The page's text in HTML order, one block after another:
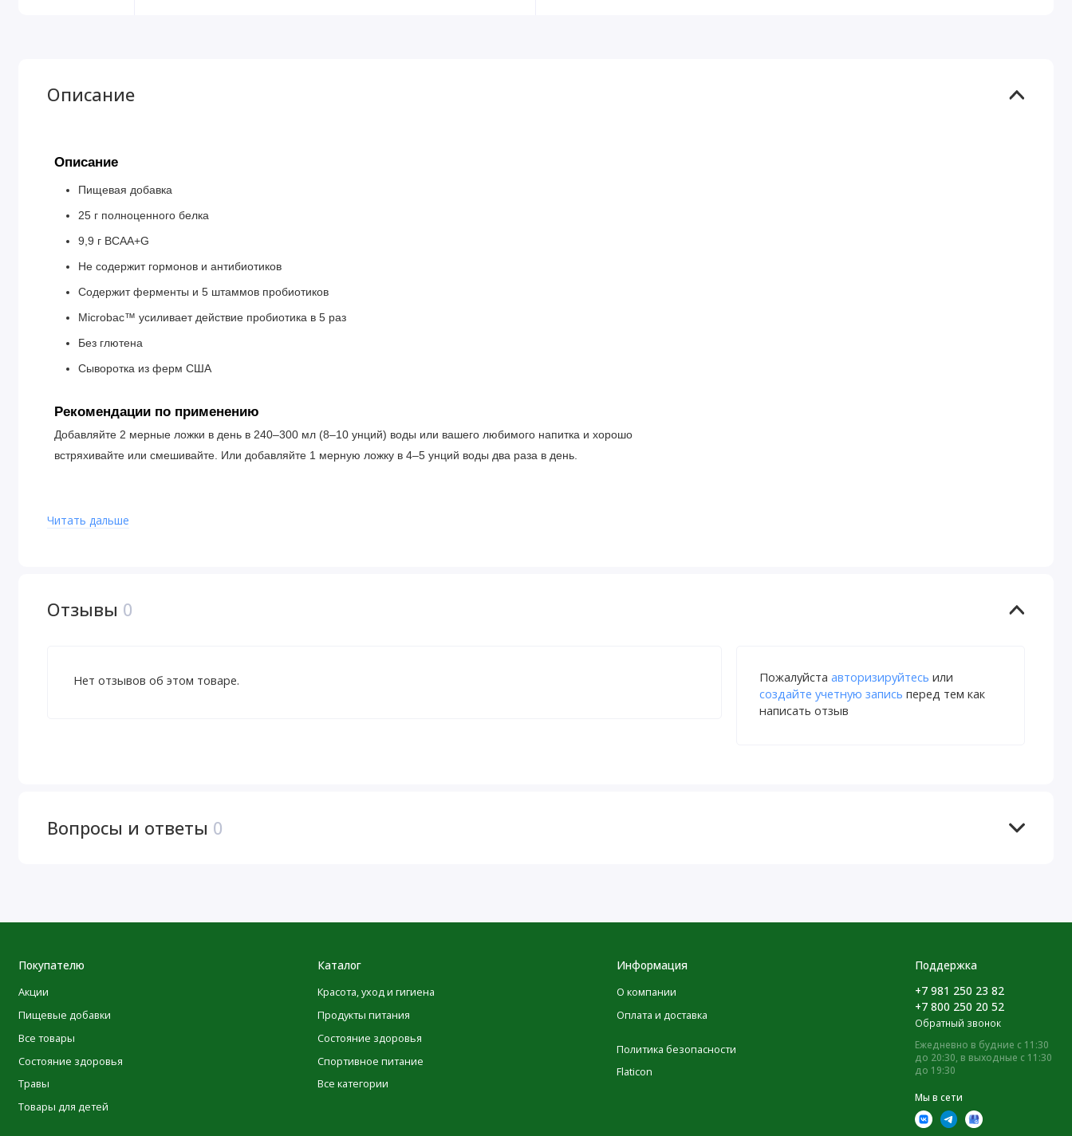
Описание
Описание
Пищевая добавка
25 г полноценного белка
9,9 г BCAA+G
Не содержит гормонов и антибиотиков
Содержит ферменты и 5 штаммов пробиотиков
Microbac™ усиливает действие пробиотика в 5 раз
Без глютена
Сыворотка из ферм США
Рекомендации по применению
Добавляйте 2 мерные ложки в день в 240–300 мл (8–10 унций) воды или вашего любимого напитка и хорошо
встряхивайте или смешивайте. Или добавляйте 1 мерную ложку в 4–5 унций воды два раза в день.
Концентрат сывороточного протеина, мальтодекстрин, vitafiber (изомальто-олигосахарид), порошок из подсолнечного
Digest-ALL® (протеаза 4,5, протеаза 6,0, пептидаза и бромелаин), экстракт архата и смесь пробиотиков
Не содержит добавленных яиц, сои, арахиса, древесных орехов, рыбы, моллюсков, пшеницы, глютена и дрожжей.
ингредиентов, могут потребовать определенного времени до того момента, как они будут опубликованы на сайте.
в самое ближайшее время.
Посетить веб-сайт производителя
Размер порции:
Читать дальше
Отзывы 0
Нет отзывов об этом товаре. Пожалуйста авторизируйтесь или
создайте учетную запись перед тем как
написать отзыв
Вопросы и ответы 0
Покупателю
Акции
Пищевые добавки
Все товары
Состояние здоровья
Травы
Товары для детей
Каталог
Красота, уход и гигиена
Продукты питания
Состояние здоровья
Спортивное питание
Все категории
Информация
О компании
Оплата и доставка
Политика безопасности
Flaticon
Поддержка
+7 981 250 23 82
+7 800 250 20 52
Обратный звонок
Ежедневно в будние с 11:30
до 20:30, в выходные с 11:30
до 19:30
Мы в сети